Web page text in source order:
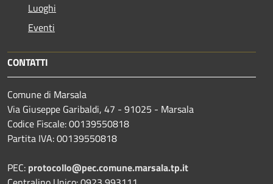
Luoghi
Eventi
CONTATTI
Comune di Marsala
Via Giuseppe Garibaldi, 47 - 91025 - Marsala
Codice Fiscale: 00139550818
Partita IVA: 00139550818
PEC: protocollo@pec.comune.marsala.tp.it